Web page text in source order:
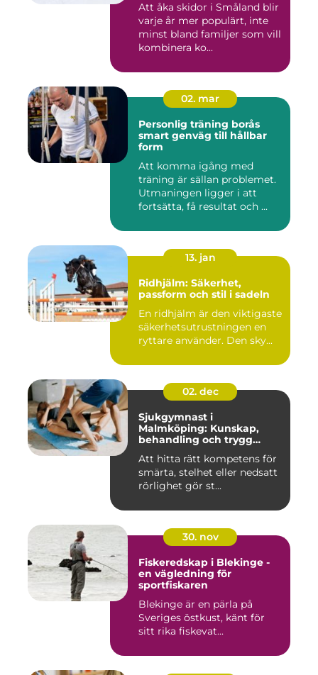
Att åka skidor i Småland blir
varje år mer populärt, inte
minst bland familjer som vill
kombinera ko...
02. mar
Personlig träning borås
smart genväg till hållbar
form
Att komma igång med
träning är sällan problemet.
Utmaningen ligger i att
fortsätta, få resultat och ...
13. jan
Ridhjälm: Säkerhet,
passform och stil i sadeln
En ridhjälm är den viktigaste
säkerhetsutrustningen en
ryttare använder. Den sky...
02. dec
Sjukgymnast i
Malmköping: Kunskap,
behandling och trygg
Att hitta rätt kompetens för
smärta, stelhet eller nedsatt
rörlighet gör st...
30. nov
Fiskeredskap i Blekinge -
en vägledning för
sportfiskaren
Blekinge är en pärla på
Sveriges östkust, känt för
sitt rika fiskevat...